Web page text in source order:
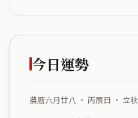
今日運勢
農曆六月廿八 ・ 丙辰日 ・ 立秋